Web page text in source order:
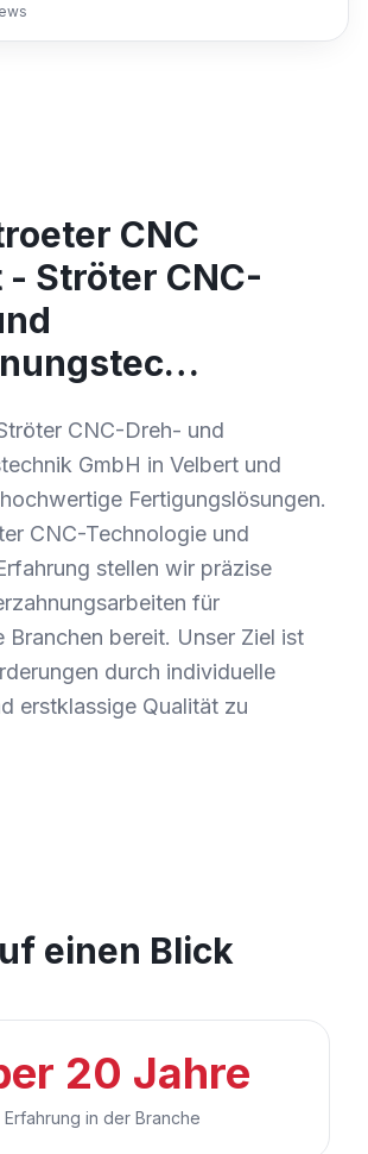
CNC
Ströter CNC-
CNC-Dreh- und
GmbH in Velbert und
Fertigungslösungen.
CNC-Technologie und
stellen wir präzise
für
Branchen bereit. Unser Ziel ist
durch individuelle
erstklassige Qualität zu
einen Blick
20 Jahre
Erfahrung in der Branche